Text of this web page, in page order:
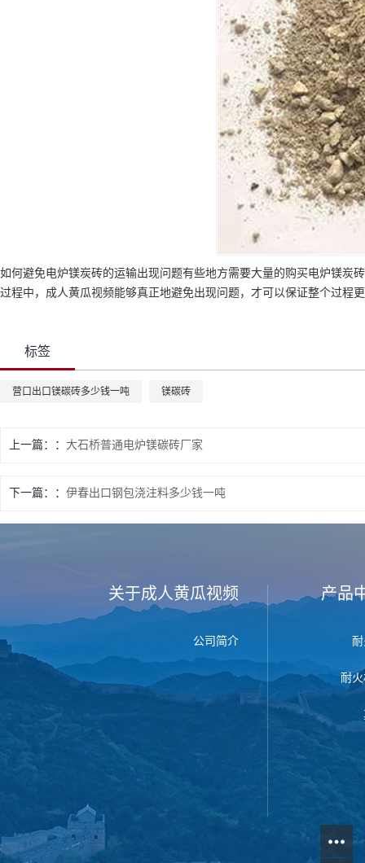
如何避免电炉镁炭砖的运输出现问题有些地方需要大量的购买电炉镁炭
过程中，成人黄瓜视频能够真正地避免出现问题，才可以保证整个过程
标签
营口出口镁碳砖多少钱一吨 镁碳砖
上一篇： 大石桥普通电炉镁碳砖厂家
下一篇： 伊春出口钢包浇注料多少钱一吨
关于成人黄瓜视频
公司简介
产品
耐